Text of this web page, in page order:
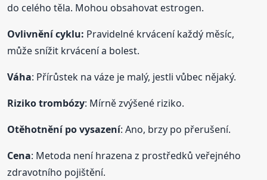
do celého těla. Mohou obsahovat estrogen.
Ovlivnění cyklu: Pravidelné krvácení každý měsíc,
může snížit krvácení a bolest.
Váha: Přírůstek na váze je malý, jestli vůbec nějaký.
Riziko trombózy: Mírně zvýšené riziko.
Otěhotnění po vysazení: Ano, brzy po přerušení.
Cena: Metoda není hrazena z prostředků veřejného
zdravotního pojištění.